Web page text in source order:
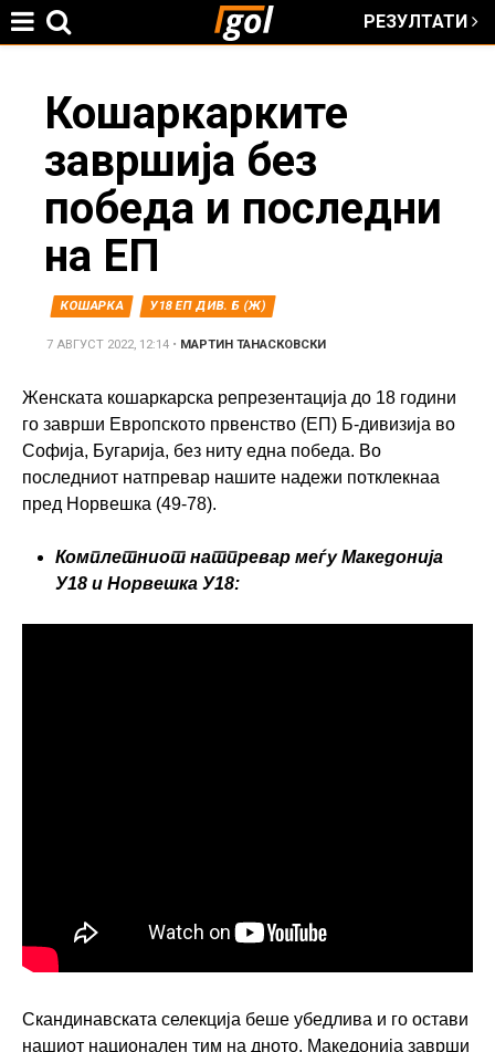
РЕЗУЛТАТИ
here
Кошаркарките
завршија без
победа и последни
на ЕП
КОШАРКА У18 ЕП ДИВ. Б (Ж)
7 АВГУСТ 2022, 12:14 • МАРТИН ТАНАСКОВСКИ
Женската кошаркарска репрезентација до 18 години
го заврши Европското првенство (ЕП) Б-дивизија во
Софија, Бугарија, без ниту една победа. Во
последниот натпревар нашите надежи потклекнаа
пред Норвешка (49-78).
Комплетниот натпревар меѓу Македонија
У18 и Норвешка У18:
Скандинавската селекција беше убедлива и го остави
нашиот национален тим на дното. Македонија заврши